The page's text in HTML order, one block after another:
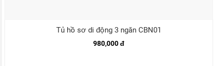
Tủ hồ sơ di động 3 ngăn CBN01
980,000 đ